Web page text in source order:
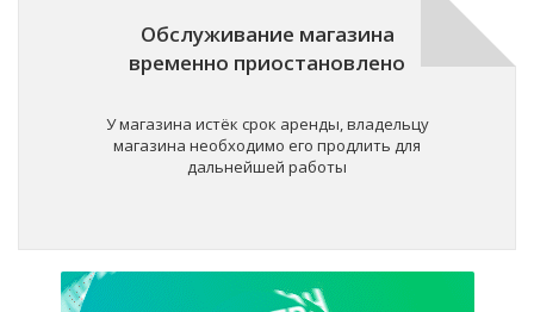
Обслуживание магазина
временно приостановлено
У магазина истёк срок аренды, владельцу
магазина необходимо его продлить для
дальнейшей работы